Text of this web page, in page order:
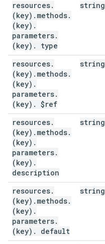
resources.
(key) . methods.
(key) .
parameters.
(key) . type
string
resources.
(key) . methods.
(key) .
parameters.
(key) . $ref
string
resources.
(key) . methods.
(key) .
parameters.
(key) .
description
string
resources.
(key) . methods.
(key) .
parameters.
(key) . default
string